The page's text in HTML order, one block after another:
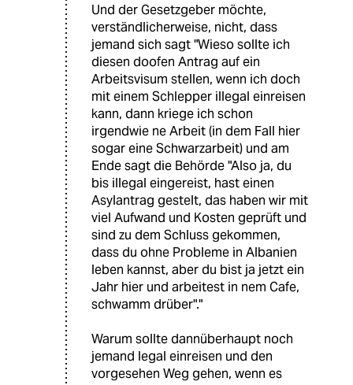
Und der Gesetzgeber möchte,
verständlicherweise, nicht, dass
jemand sich sagt "Wieso sollte ich
diesen doofen Antrag auf ein
Arbeitsvisum stellen, wenn ich doch
mit einem Schlepper illegal einreisen
kann, dann kriege ich schon
irgendwie ne Arbeit (in dem Fall hier
sogar eine Schwarzarbeit) und am
Ende sagt die Behörde "Also ja, du
bis illegal eingereist, hast einen
Asylantrag gestelt, das haben wir mit
viel Aufwand und Kosten geprüft und
sind zu dem Schluss gekommen,
dass du ohne Probleme in Albanien
leben kannst, aber du bist ja jetzt ein
Jahr hier und arbeitest in nem Cafe,
schwamm drüber"."
Warum sollte dannüberhaupt noch
jemand legal einreisen und den
vorgesehen Weg gehen, wenn es